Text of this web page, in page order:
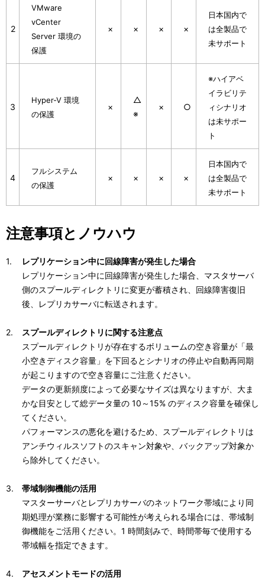
2
VMware
vCenter
Server 環境の
保護
× × × ×
日本国内で
は全製品で
未サポート
3
Hyper-V 環境
の保護
×
△
※
× ○
※ハイアベ
イラビリテ
ィシナリオ
は未サポー
ト
4
フルシステム
の保護
× × × ×
日本国内で
は全製品で
未サポート
注意事項とノウハウ
レプリケーション中に回線障害が発生した場合
レプリケーション中に回線障害が発生した場合、マスタサーバ
側のスプールディレクトリに変更が蓄積され、回線障害復旧
後、レプリカサーバに転送されます。
スプールディレクトリに関する注意点
スプールディレクトリが存在するボリュームの空き容量が「最
小空きディスク容量」を下回るとシナリオの停止や自動再同期
が起こりますので空き容量にご注意ください。
データの更新頻度によって必要なサイズは異なりますが、大ま
かな目安として総データ量の 10～15% のディスク容量を確保し
てください。
パフォーマンスの悪化を避けるため、スプールディレクトリは
アンチウィルスソフトのスキャン対象や、バックアップ対象か
ら除外してください。
帯域制御機能の活用
マスターサーバとレプリカサーバのネットワーク帯域により同
期処理が業務に影響する可能性が考えられる場合には、帯域制
御機能をご活用ください。1 時間刻みで、時間帯毎で使用する
帯域幅を指定できます。
アセスメントモードの活用